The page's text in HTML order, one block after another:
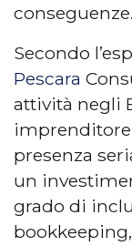
conseguenze.
Secondo
Pescara
attività negli
presenza
un
grado di